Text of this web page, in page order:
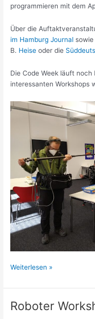
programmieren mit dem
Über die
im Hamburg Journal
B. Heiseoder die
Die Code Week läuft
interessanten Workshops
Code
2021
Auftaktveranstaltung
Weiterlesen »
Roboter